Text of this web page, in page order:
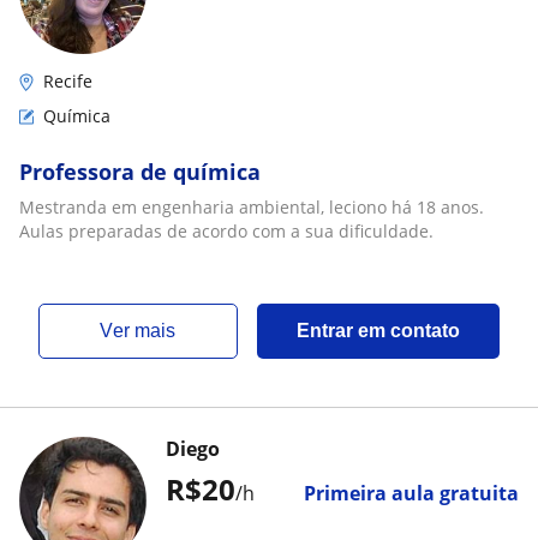
Recife
Química
Professora de química
Mestranda em engenharia ambiental, leciono há 18 anos.
Aulas preparadas de acordo com a sua dificuldade.
ver mais Entrar em contato
R$20/h Primeira aula gratuita
Diego